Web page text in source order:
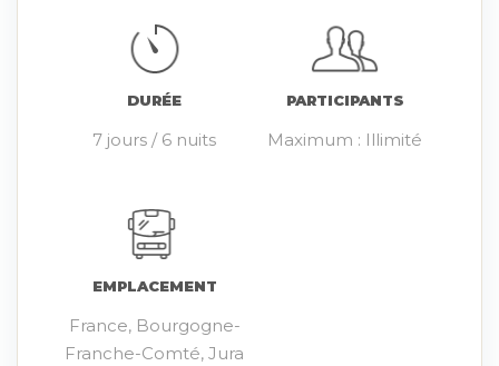
DURÉE
7 jours / 6 nuits
PARTICIPANTS
Maximum : Illimité
EMPLACEMENT
France, Bourgogne-
Franche-Comté, Jura